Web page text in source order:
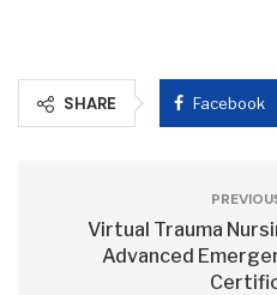
SHARE Facebook
Virtual Trauma
Advanced